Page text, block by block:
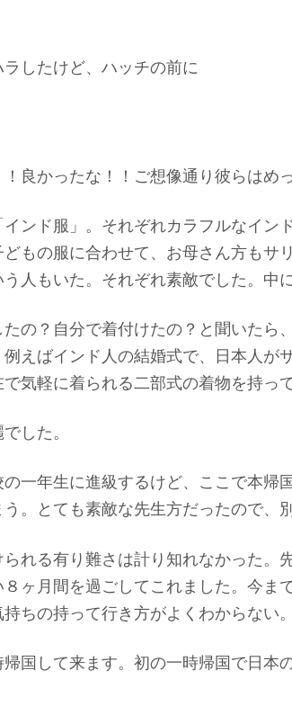
したけど、ハッチの前に
良かったな！！ご想像通り彼らはめ
ンド服」。それぞれカラフルなイン
もの服に合わせて、お母さん方もサ
人もいた。それぞれ素敵でした。中
の？自分で着付けたの？と聞いた
えばインド人の結婚式で、日本人
気軽に着られる二部式の着物を持っ
した。
一年生に進級するけど、ここで本
。とても素敵な先生方だったので、
れる有り難さは計り知れなかった
ヶ月間を過ごしてこれました。今ま
ちの持って行き方がよくわからない。
国して来ます。初の一時帰国で日